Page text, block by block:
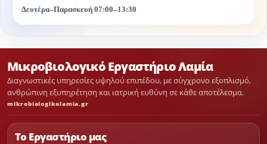
Δευτέρα–Παρασκευή 07:00–13:30
Μικροβιολογικό Εργαστήριο Λαμία
Διαγνωστικές υπηρεσίες υψηλού επιπέδου, με σύγχρονο εξοπλισμό,
ανθρώπινη εξυπηρέτηση και ιατρική ευθύνη σε κάθε αποτέλεσμα.
mikrobiologikolamia.gr
Το Εργαστήριο μας